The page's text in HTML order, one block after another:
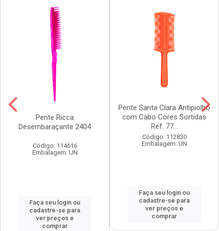
Pente Ricca
Desembaraçante 2404
Código: 114616
Embalagem: UN
Faça seu login ou
cadastre-se para
ver preços e
comprar
Pente Santa Clara Antipiolho
com Cabo Cores Sortidas
Ref. 77...
Código: 112830
Embalagem: UN
Faça seu login ou
cadastre-se para
ver preços e
comprar